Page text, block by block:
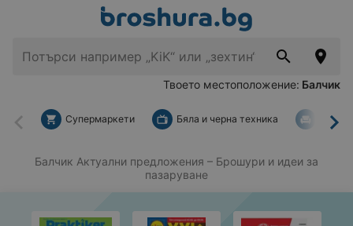
Твоето местоположение: Балчик
Назад
Супермаркети Бяла и черна техника За
Балчик Актуални предложения – Брошури и идеи за
пазаруване